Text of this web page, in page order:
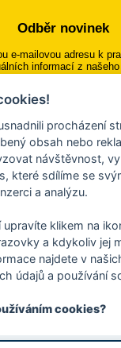
Odběr novinek
e-mailovou adresu k
informací z našeho
Přihlásit se k odběru
Mobilní
svého mobilu či
na kulturní a
informací o aplikaci
Zlína
procházení
obsah nebo
návštěvnost,
které sdílíme se
a analýzu.
upravíte klikem na
a kdykoliv jej
najdete v
údajů a používání
cookies?